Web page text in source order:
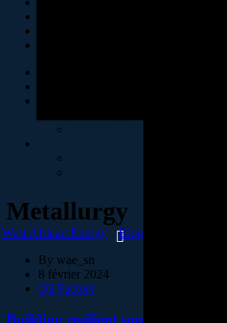
Metallurgy
West African Energy Blog
By wae_sn
8 février 2024
Oil Factory
Building resilient supply chains